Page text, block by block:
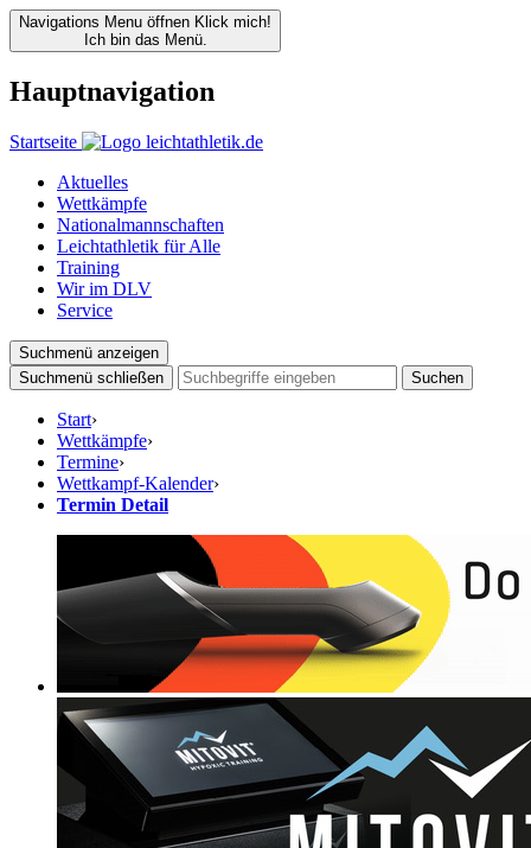
Navigations Menu öffnen Klick mich!
Ich bin das Menü.
Hauptnavigation
Startseite
Aktuelles
Wettkämpfe
Nationalmannschaften
Leichtathletik für Alle
Training
Wir im DLV
Service
Suchmenü anzeigen
Suchmenü schließen
Suchen
Start›
Wettkämpfe›
Termine›
Wettkampf-Kalender›
Termin Detail